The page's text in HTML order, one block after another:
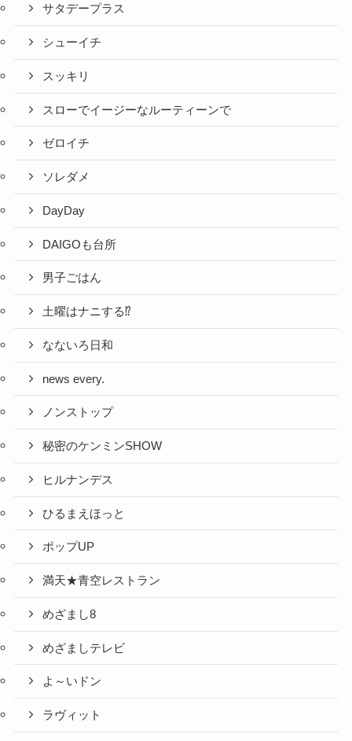
サタデープラス
シューイチ
スッキリ
スローでイージーなルーティーンで
ゼロイチ
ソレダメ
DayDay
DAIGOも台所
男子ごはん
土曜はナニする⁉
なないろ日和
news every.
ノンストップ
秘密のケンミンSHOW
ヒルナンデス
ひるまえほっと
ポップUP
満天★青空レストラン
めざまし8
めざましテレビ
よ～いドン
ラヴィット